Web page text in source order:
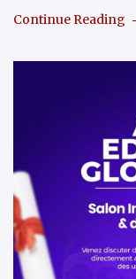
Continue Reading